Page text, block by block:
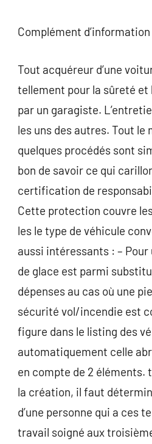
Complément
Tout acquéreur d’une
tellement pour la sûreté
par un garagiste.
les uns des autres. Tout le
quelques procédés sont
bon de savoir ce qui
certification de
Cette protection couvre
les le type de véhicule
aussi intéressants : –
de glace est parmi
dépenses au cas où une
sécurité vol/incendie est
figure dans le listing des
automatiquement celle
en compte de 2 éléments.
la création, il faut
d’une personne qui a ces
travail soigné aux